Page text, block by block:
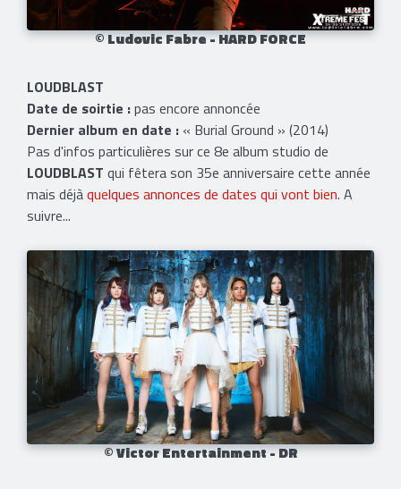
© Ludovic Fabre - HARD FORCE
LOUDBLAST
Date de soirtie :pas encore annoncée
Dernier album en date : « Burial Ground » (2014)
Pas d'infos particulières sur ce 8e album studio de
LOUDBLAST qui fêtera son 35e anniversaire cette année
mais déjàquelques annonces de dates qui vont bien. A
suivre...
© Victor Entertainment - DR